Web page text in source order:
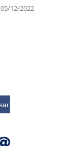
05/12/2022